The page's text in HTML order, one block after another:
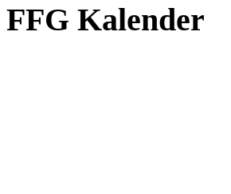
FFG Kalender